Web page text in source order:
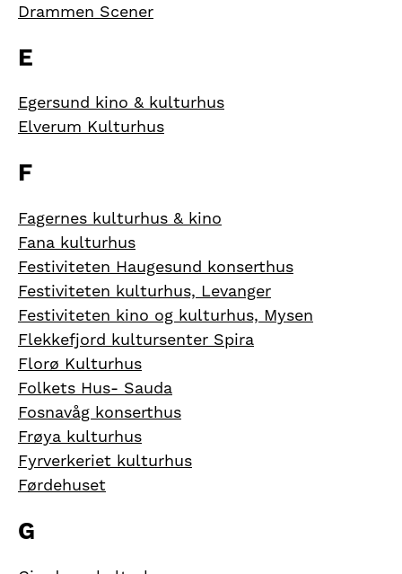
Drammen Scener
E
Egersund kino & kulturhus
Elverum Kulturhus
F
Fagernes kulturhus & kino
Fana kulturhus
Festiviteten Haugesund konserthus
Festiviteten kulturhus, Levanger
Festiviteten kino og kulturhus, Mysen
Flekkefjord kultursenter Spira
Florø Kulturhus
Folkets Hus- Sauda
Fosnavåg konserthus
Frøya kulturhus
Fyrverkeriet kulturhus
Førdehuset
G